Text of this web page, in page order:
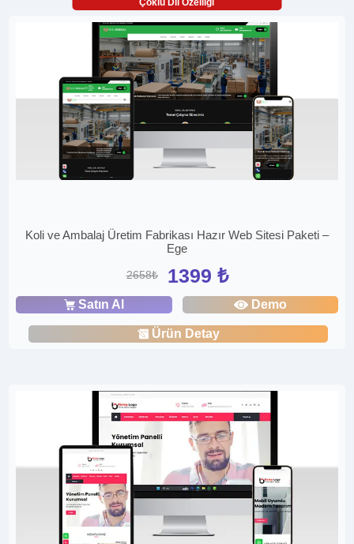
Koli ve Ambalaj Üretim Fabrikası Hazır Web Sitesi Paketi –
Ege
2658₺ 1399 ₺
Satın Al Demo
Ürün Detay